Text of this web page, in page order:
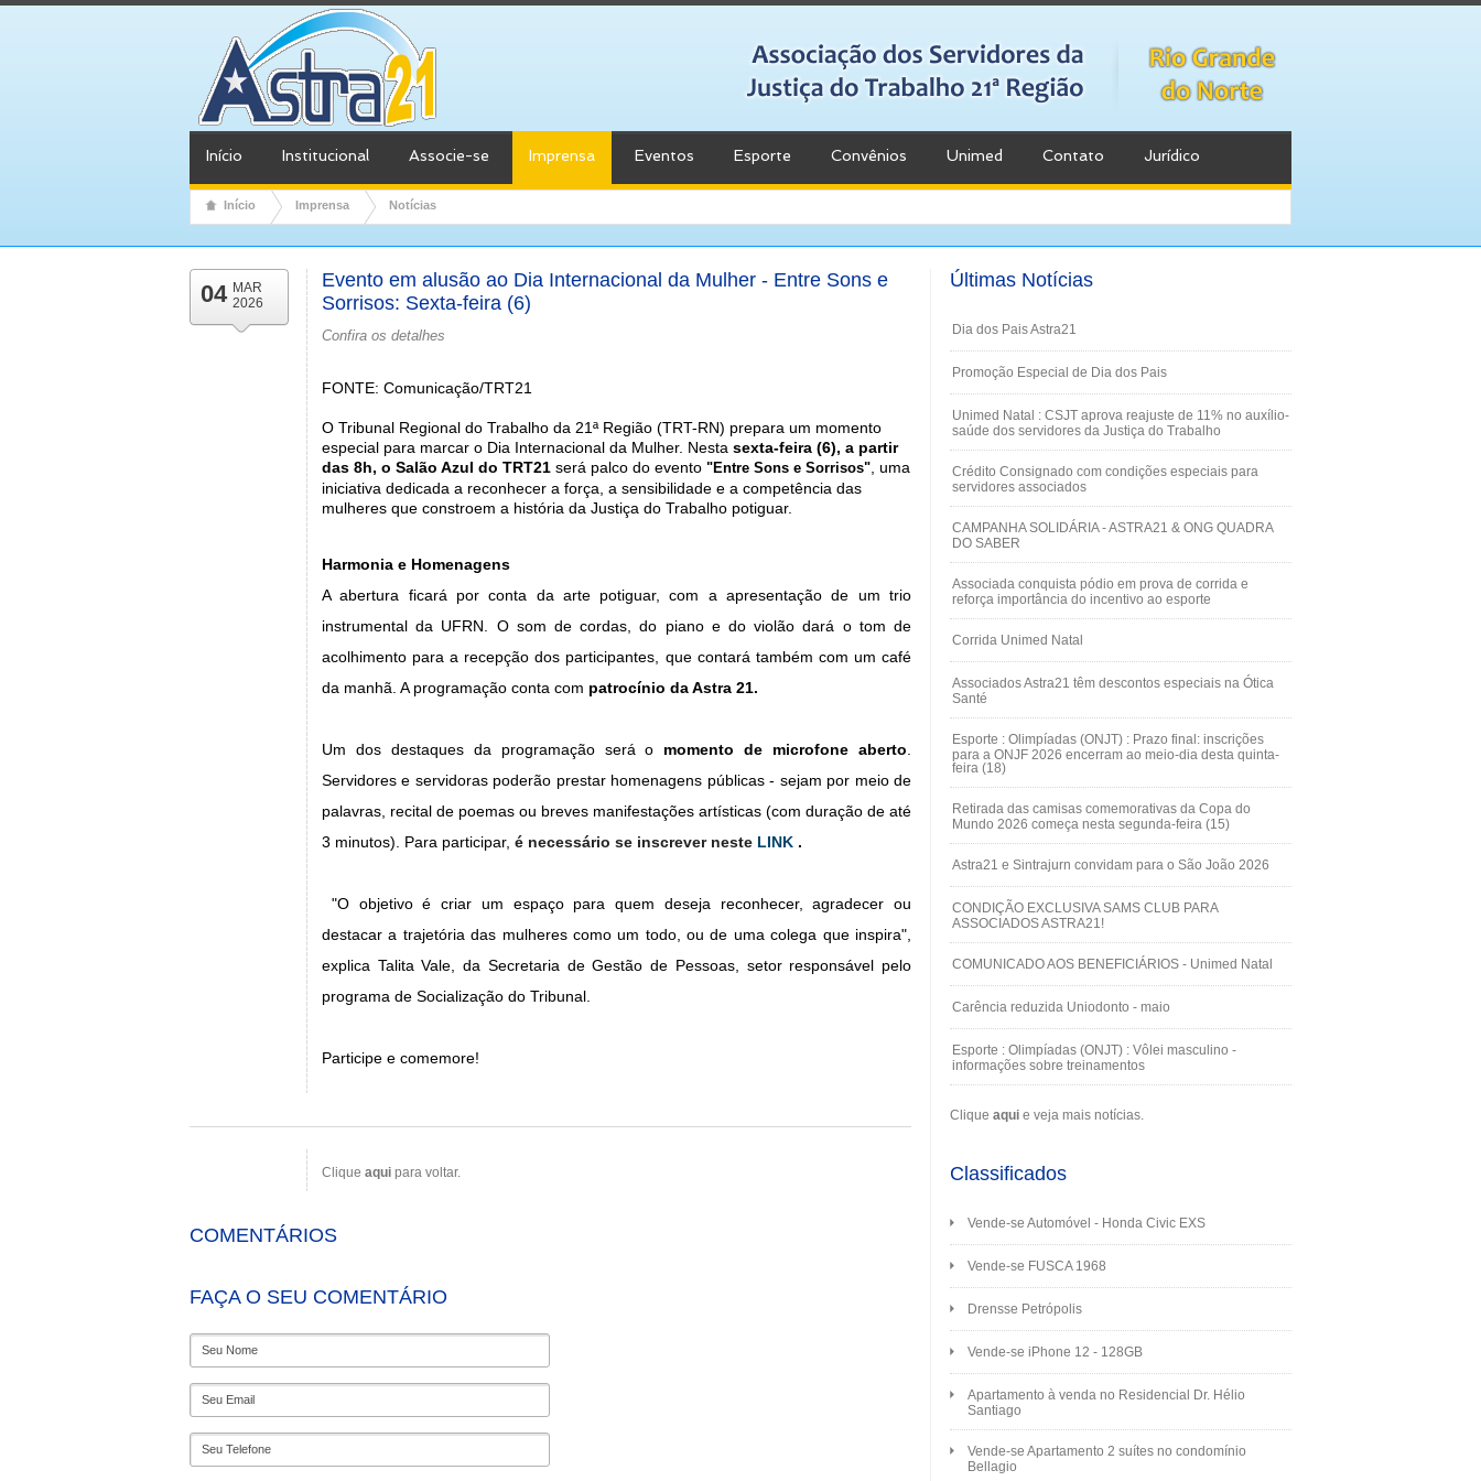
Início Institucional Associe-se Imprensa Eventos Esporte Convênios Unimed Contato Jurídico
Início Imprensa Notícias
04 MAR
2026
Evento em alusão ao Dia Internacional da Mulher - Entre Sons e
Sorrisos: Sexta-feira (6)
Confira os detalhes
FONTE: Comunicação/TRT21
O Tribunal Regional do Trabalho da 21ª Região (TRT-RN) prepara um momento
especial para marcar o Dia Internacional da Mulher. Nesta sexta-feira (6), a partir
das 8h, o Salão Azul do TRT21 será palco do evento "Entre Sons e Sorrisos" , uma
iniciativa dedicada a reconhecer a força, a sensibilidade e a competência das
mulheres que constroem a história da Justiça do Trabalho potiguar.
Harmonia e Homenagens
A abertura ficará por conta da arte potiguar, com a apresentação de um trio
instrumental da UFRN. O som de cordas, do piano e do violão dará o tom de
acolhimento para a recepção dos participantes, que contará também com um café
da manhã. A programação conta com patrocínio da Astra 21.
Um dos destaques da programação será o momento de microfone aberto
Servidores e servidoras poderão prestar homenagens públicas - sejam por meio de
palavras, recital de poemas ou breves manifestações artísticas (com duração de até
3 minutos). Para participar, é necessário se inscrever neste LINK .
"O objetivo é criar um espaço para quem deseja reconhecer, agradecer ou
destacar a trajetória das mulheres como um todo, ou de uma colega que inspira",
explica Talita Vale, da Secretaria de Gestão de Pessoas, setor responsável pelo
programa de Socialização do Tribunal.
Participe e comemore!
Clique aqui para voltar.
COMENTÁRIOS
FAÇA O SEU COMENTÁRIO
Últimas Notícias
Dia dos Pais Astra21
Promoção Especial de Dia dos Pais
Unimed Natal : CSJT aprova reajuste de 11% no auxílio-
saúde dos servidores da Justiça do Trabalho
Crédito Consignado com condições especiais para
servidores associados
CAMPANHA SOLIDÁRIA - ASTRA21 & ONG QUADRA
DO SABER
Associada conquista pódio em prova de corrida e
reforça importância do incentivo ao esporte
Corrida Unimed Natal
Associados Astra21 têm descontos especiais na Ótica
Santé
Esporte : Olimpíadas (ONJT) : Prazo final: inscrições
para a ONJF 2026 encerram ao meio-dia desta quinta-
feira (18)
Retirada das camisas comemorativas da Copa do
Mundo 2026 começa nesta segunda-feira (15)
Astra21 e Sintrajurn convidam para o São João 2026
CONDIÇÃO EXCLUSIVA SAMS CLUB PARA
ASSOCIADOS ASTRA21!
COMUNICADO AOS BENEFICIÁRIOS - Unimed Natal
Carência reduzida Uniodonto - maio
Esporte : Olimpíadas (ONJT) : Vôlei masculino -
informações sobre treinamentos
Clique aqui e veja mais notícias.
Classificados
Vende-se Automóvel - Honda Civic EXS
Vende-se FUSCA 1968
Drensse Petrópolis
Vende-se iPhone 12 - 128GB
Apartamento à venda no Residencial Dr. Hélio
Santiago
Vende-se Apartamento 2 suítes no condomínio
Bellagio